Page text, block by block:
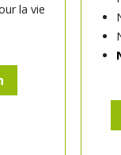
la viebio Avril ! Son
soyeuse, l'aloe
transforme la